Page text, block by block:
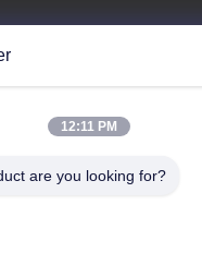
12:11 PM
are you looking for?